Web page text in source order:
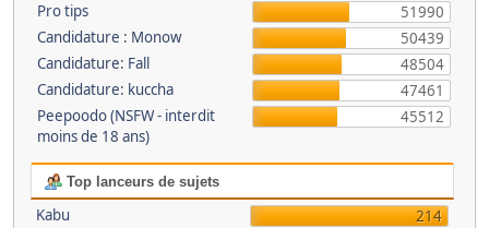
Pro tips
51990
Candidature : Monow
50439
Candidature: Fall
48504
Candidature: kuccha
47461
Peepoodo (NSFW - interdit
moins de 18 ans)
45512
Top lanceurs de sujets
Kabu
214